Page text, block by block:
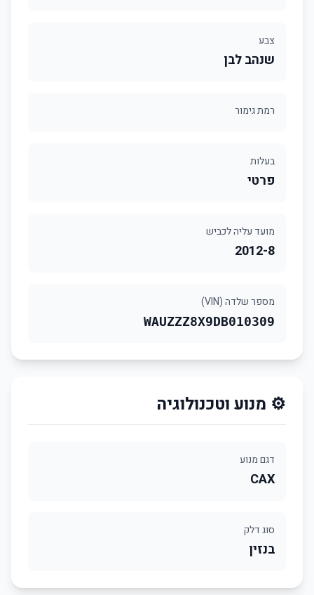
צבע
שנהב לבן
רמת גימור
בעלות
פרטי
מועד עליה לכביש
2012-8
מספר שלדה (VIN)
WAUZZZ8X9DB010309
⚙️ מנוע וטכנולוגיה
דגם מנוע
CAX
סוג דלק
בנזין